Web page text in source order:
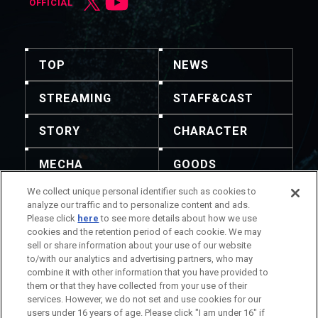
OFFICIAL
TOP NEWS
STREAMING STAFF&CAST
STORY CHARACTER
MECHA GOODS
GALLERY MUSIC
THEATER
주의: 내용 및 이미지의 전재를 허용하지 않습니다. 문의는
We collect unique personal identifier such as cookies to
analyze our traffic and to personalize content and ads.
Please click here to see more details about how we use
cookies and the retention period of each cookie. We may
sell or share information about your use of our website
to/with our analytics and advertising partners, who may
combine it with other information that you have provided to
them or that they have collected from your use of their
services. However, we do not set and use cookies for our
users under 16 years of age. Please click "I am under 16" if